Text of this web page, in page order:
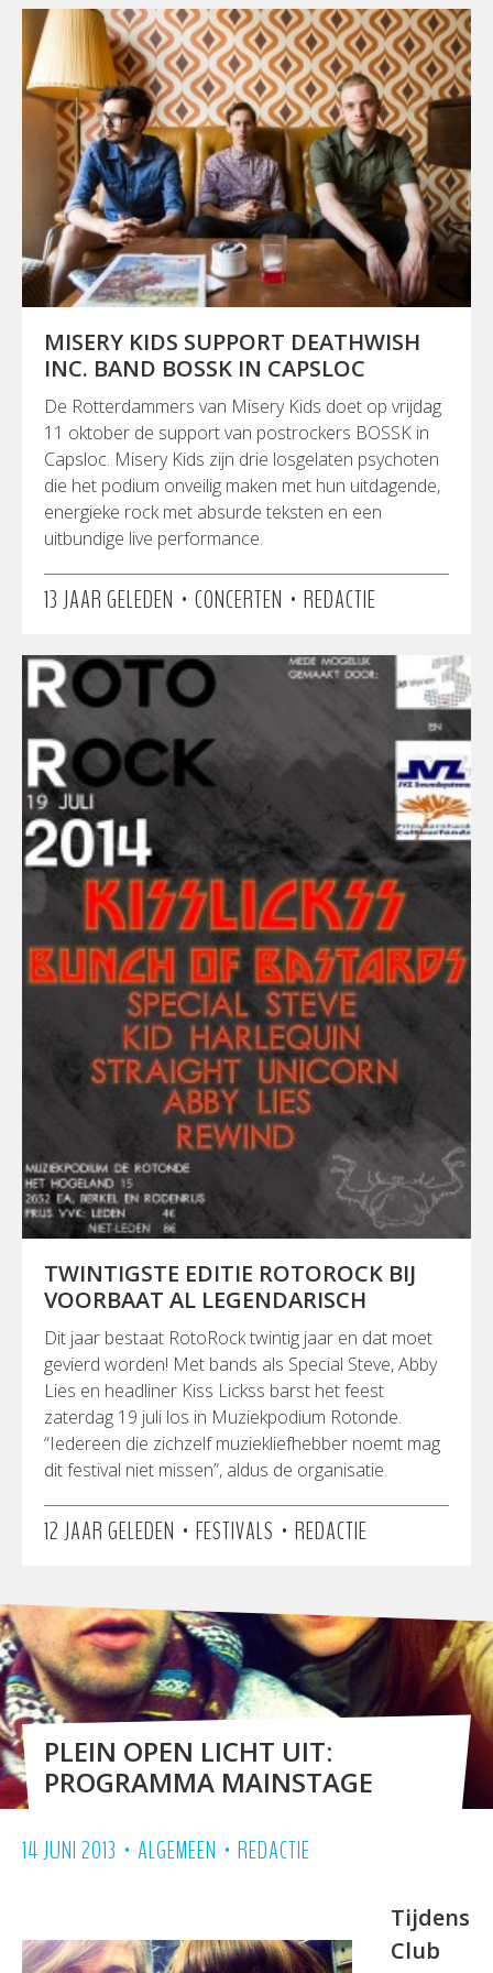
MISERY KIDS SUPPORT DEATHWISH
INC. BAND BOSSK IN CAPSLOC
De Rotterdammers van Misery Kids doet op vrijdag
11 oktober de support van postrockers BOSSK in
Capsloc. Misery Kids zijn drie losgelaten psychoten
die het podium onveilig maken met hun uitdagende,
energieke rock met absurde teksten en een
uitbundige live performance.
13 JAAR GELEDEN • CONCERTEN • REDACTIE
TWINTIGSTE EDITIE ROTOROCK BIJ
VOORBAAT AL LEGENDARISCH
Dit jaar bestaat RotoRock twintig jaar en dat moet
gevierd worden! Met bands als Special Steve, Abby
Lies en headliner Kiss Lickss barst het feest
zaterdag 19 juli los in Muziekpodium Rotonde.
“Iedereen die zichzelf muziekliefhebber noemt mag
dit festival niet missen”, aldus de organisatie.
12 JAAR GELEDEN • FESTIVALS • REDACTIE
PLEIN OPEN LICHT UIT:
PROGRAMMA MAINSTAGE
14 JUNI 2013 • ALGEMEEN • REDACTIE
Tijdens
Club